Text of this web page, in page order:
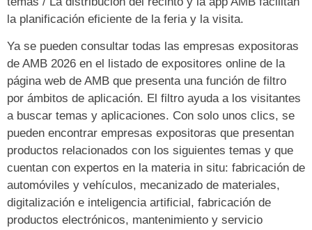
la planificación eficiente de la feria y la visita.
Ya se pueden consultar todas las empresas expositoras
de AMB 2026 en el listado de expositores online de la
página web de AMB que presenta una función de filtro
por ámbitos de aplicación. El filtro ayuda a los visitantes
a buscar temas y aplicaciones. Con solo unos clics, se
pueden encontrar empresas expositoras que presentan
productos relacionados con los siguientes temas y que
cuentan con expertos en la materia in situ: fabricación de
automóviles y vehículos, mecanizado de materiales,
digitalización e inteligencia artificial, fabricación de
productos electrónicos, mantenimiento y servicio